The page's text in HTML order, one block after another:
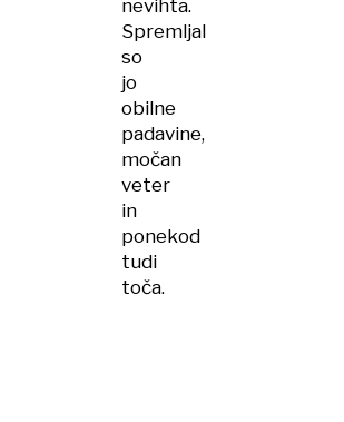
nevihta.
Spremljal
so
jo
obilne
padavine,
močan
veter
in
ponekod
tudi
toča.